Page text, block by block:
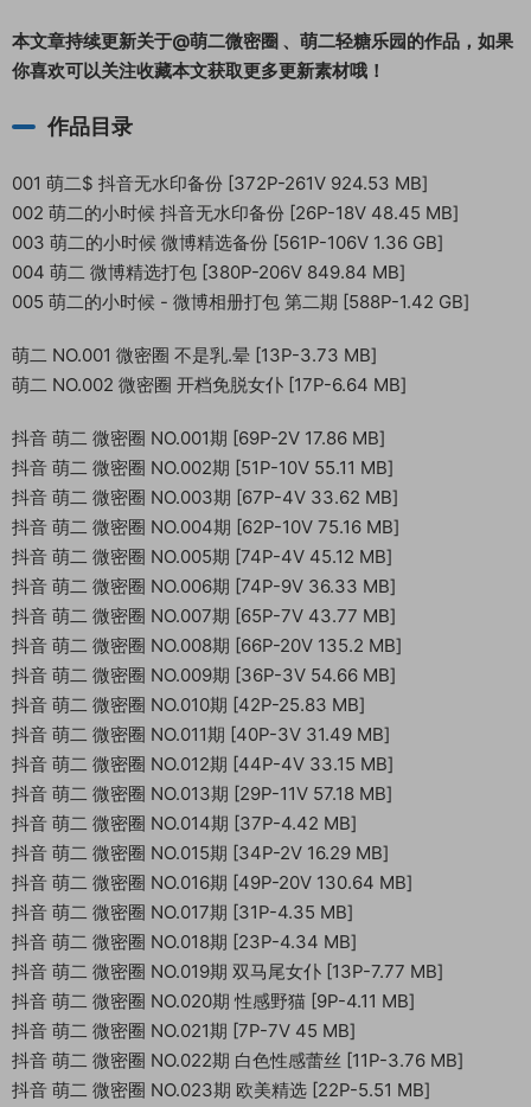
本文章持续更新关于@萌二微密圈 、萌二轻糖乐园的作品，如果
你喜欢可以关注收藏本文获取更多更新素材哦！
作品目录
001 萌二$ 抖音无水印备份 [372P-261V 924.53 MB]
002 萌二的小时候 抖音无水印备份 [26P-18V 48.45 MB]
003 萌二的小时候 微博精选备份 [561P-106V 1.36 GB]
004 萌二 微博精选打包 [380P-206V 849.84 MB]
005 萌二的小时候 - 微博相册打包 第二期 [588P-1.42 GB]
萌二 NO.001 微密圈 不是乳.晕 [13P-3.73 MB]
萌二 NO.002 微密圈 开档免脱女仆 [17P-6.64 MB]
抖音 萌二 微密圈 NO.001期 [69P-2V 17.86 MB]
抖音 萌二 微密圈 NO.002期 [51P-10V 55.11 MB]
抖音 萌二 微密圈 NO.003期 [67P-4V 33.62 MB]
抖音 萌二 微密圈 NO.004期 [62P-10V 75.16 MB]
抖音 萌二 微密圈 NO.005期 [74P-4V 45.12 MB]
抖音 萌二 微密圈 NO.006期 [74P-9V 36.33 MB]
抖音 萌二 微密圈 NO.007期 [65P-7V 43.77 MB]
抖音 萌二 微密圈 NO.008期 [66P-20V 135.2 MB]
抖音 萌二 微密圈 NO.009期 [36P-3V 54.66 MB]
抖音 萌二 微密圈 NO.010期 [42P-25.83 MB]
抖音 萌二 微密圈 NO.011期 [40P-3V 31.49 MB]
抖音 萌二 微密圈 NO.012期 [44P-4V 33.15 MB]
抖音 萌二 微密圈 NO.013期 [29P-11V 57.18 MB]
抖音 萌二 微密圈 NO.014期 [37P-4.42 MB]
抖音 萌二 微密圈 NO.015期 [34P-2V 16.29 MB]
抖音 萌二 微密圈 NO.016期 [49P-20V 130.64 MB]
抖音 萌二 微密圈 NO.017期 [31P-4.35 MB]
抖音 萌二 微密圈 NO.018期 [23P-4.34 MB]
抖音 萌二 微密圈 NO.019期 双马尾女仆 [13P-7.77 MB]
抖音 萌二 微密圈 NO.020期 性感野猫 [9P-4.11 MB]
抖音 萌二 微密圈 NO.021期 [7P-7V 45 MB]
抖音 萌二 微密圈 NO.022期 白色性感蕾丝 [11P-3.76 MB]
抖音 萌二 微密圈 NO.023期 欧美精选 [22P-5.51 MB]